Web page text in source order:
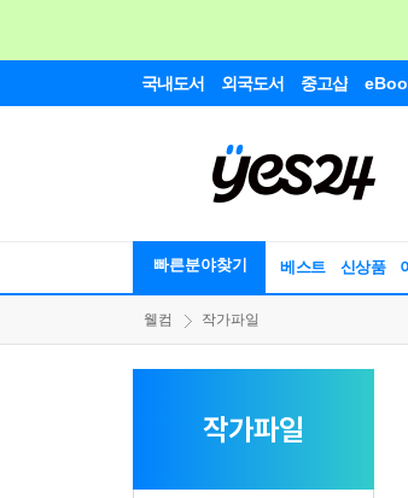
국내도서 외국도서 중고샵
빠른분야찾기 베스트 신상품
웰컴 작가파일
작가파일